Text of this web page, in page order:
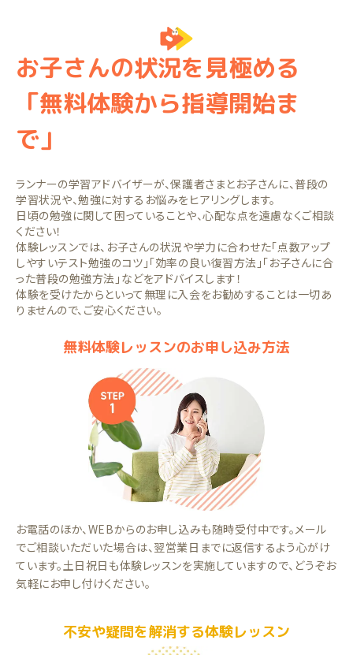
お子さんの状況を見極める
「無料体験から指導開始ま
で」
ランナーの学習アドバイザーが、保護者さまとお子さんに、普段の
学習状況や、勉強に対するお悩みをヒアリングします。
日頃の勉強に関して困っていることや、心配な点を遠慮なくご相談
ください！
体験レッスンでは、お子さんの状況や学力に合わせた「点数アップ
しやすいテスト勉強のコツ」「効率の良い復習方法」「お子さんに合
った普段の勉強方法」などをアドバイスします！
体験を受けたからといって無理に入会をお勧めすることは一切あ
りませんので、ご安心ください。
無料体験レッスンのお申し込み方法
お電話のほか、WEBからのお申し込みも随時受付中です。メール
でご相談いただいた場合は、翌営業日までに返信するよう心がけ
ています。土日祝日も体験レッスンを実施していますので、どうぞお
気軽にお申し付けください。
不安や疑問を解消する体験レッスン